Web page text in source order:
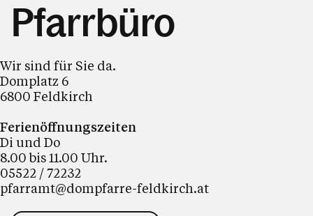
Pfarrbüro
Wir sind für Sie da.
Domplatz 6
6800 Feldkirch
Ferienöffnungszeiten
Di und Do
8.00 bis 11.00 Uhr.
05522 / 72232
pfarramt@dompfarre-feldkirch.at